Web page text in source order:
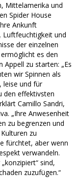
Mittelamerika und
Spider House
Ankunft
Luftfeuchtigkeit und
der einzelnen
es den
zu starten: „Es
wir Spinnen als
leise und für
den effektivsten
Camillo Sandri,
„Ihre Anwesenheit
zu begrenzen und
zu
fürchtet, aber wenn
verwandeln.
sind,
zuzufügen.“